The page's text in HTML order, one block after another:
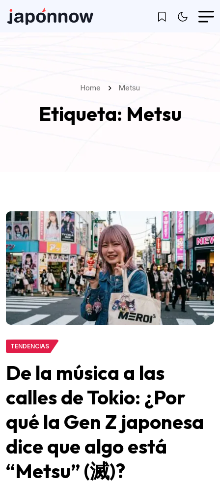
Home Metsu
Etiqueta: Metsu
TENDENCIAS
De la música a las
calles de Tokio: ¿Por
qué la Gen Z japonesa
dice que algo está
“Metsu” (滅)?